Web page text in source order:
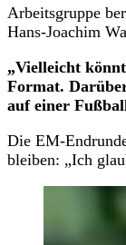
Arbeitsgruppe
Hans-Joachim
„Vielleicht
Format.
auf einer
Die EM-
bleiben: „Ich